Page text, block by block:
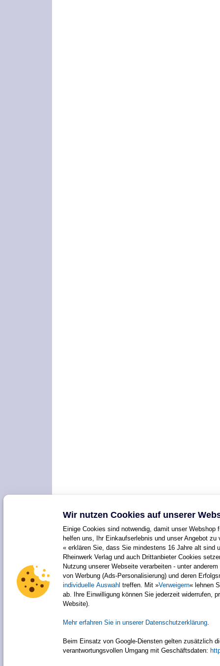
Wir nutzen Cookies auf unserer
Einige Cookies sind notwendig, damit unser Webshop
helfen uns, Ihr Einkaufserlebnis und unser Angebot
« erklären Sie, dass Sie mindestens 16 Jahre alt sind
Rheinwerk Verlag und auch Drittanbieter Cookies
Nutzung unserer Webseite verarbeiten - unter
von Werbung (Ads-Personalisierung) und deren
individuelle Auswahl treffen. Mit »Verweigern« lehnen
ab. Ihre Einwilligung können Sie jederzeit widerrufen,
Website).
Mehr erfahren Sie in unserer Datenschutzerklärung.
Beim Einsatz von Google-Diensten gelten zusätzlich
verantwortungsvollen Umgang mit Geschäftsdaten: